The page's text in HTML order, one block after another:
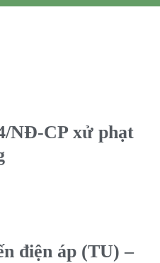
NĐ-CP xử phạt
điện áp (TU) –